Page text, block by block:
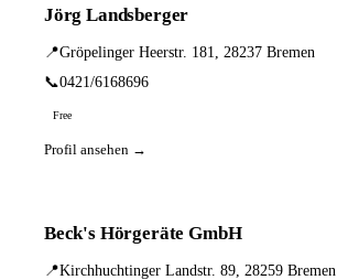
Jörg Landsberger
📍Gröpelinger Heerstr. 181, 28237 Bremen
📞0421/6168696
Free
Profil ansehen →
Beck's Hörgeräte GmbH
📍Kirchhuchtinger Landstr. 89, 28259 Bremen